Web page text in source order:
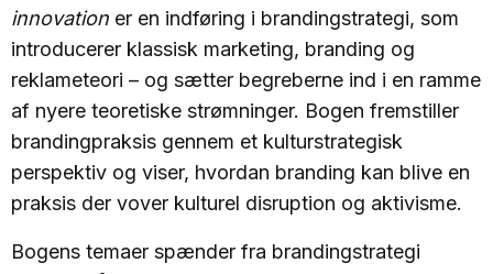
innovation er en indføring i brandingstrategi, som
introducerer klassisk marketing, branding og
reklameteori – og sætter begreberne ind i en ramme
af nyere teoretiske strømninger. Bogen fremstiller
brandingpraksis gennem et kulturstrategisk
perspektiv og viser, hvordan branding kan blive en
praksis der vover kulturel disruption og aktivisme.
Bogens temaer spænder fra brandingstrategi